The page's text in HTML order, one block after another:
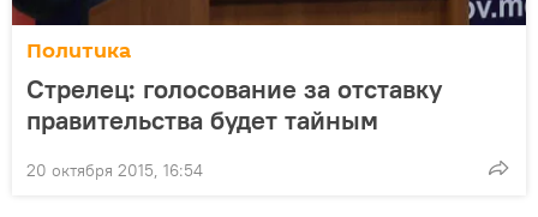
Политика
Стрелец: голосование за отставку
правительства будет тайным
20 октября 2015, 16:54